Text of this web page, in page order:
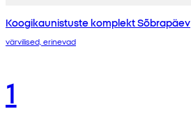
Koogikaunistuste komplekt Sõbrapäev
värvilised, erinevad
1